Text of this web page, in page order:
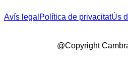
Avís legal Política de privacitatÚs
@Copyright